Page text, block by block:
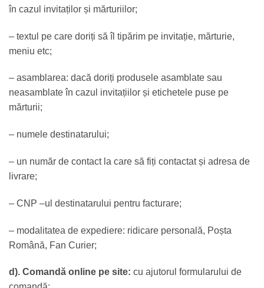
în cazul invitaților și mărturiilor;
– textul pe care doriți să îl tipărim pe invitație, mărturie,
meniu etc;
– asamblarea: dacă doriți produsele asamblate sau
neasamblate în cazul invitațiilor și etichetele puse pe
mărturii;
– numele destinatarului;
– un număr de contact la care să fiți contactat și adresa de
livrare;
– CNP –ul destinatarului pentru facturare;
– modalitatea de expediere: ridicare personală, Poșta
Română, Fan Curier;
d). Comandă online pe site: cu ajutorul formularului de